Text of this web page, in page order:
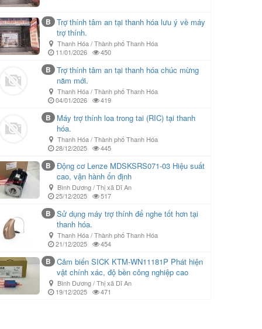
B
Trợ thính tâm an tại thanh hóa lưu ý về máy
trợ thính.
Thanh Hóa / Thành phố Thanh Hóa
11/01/2026
450
B
Trợ thính tâm an tại thanh hóa chúc mừng
năm mới.
Thanh Hóa / Thành phố Thanh Hóa
04/01/2026
419
B
Máy trợ thính loa trong tai (RIC) tại thanh
hóa.
Thanh Hóa / Thành phố Thanh Hóa
28/12/2025
445
B
Động cơ Lenze MDSKSRS071-03 Hiệu suất
cao, vận hành ổn định
Bình Dương / Thị xã Dĩ An
25/12/2025
517
B
Sử dụng máy trợ thính để nghe tốt hơn tại
thanh hóa.
Thanh Hóa / Thành phố Thanh Hóa
21/12/2025
454
B
Cảm biến SICK KTM-WN11181P Phát hiện
vật chính xác, độ bền công nghiệp cao
Bình Dương / Thị xã Dĩ An
19/12/2025
471